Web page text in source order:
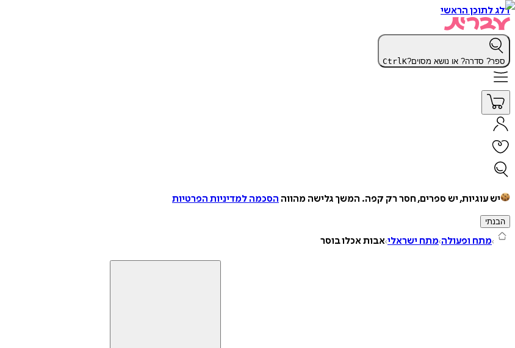
דלג לתוכן הראשי
ספר? סדרה? או נושא מסוים? CtrlK
יש עוגיות, יש ספרים, חסר רק קפה. המשך גלישה מהווה הסכמה למדיניות הפרטיות
הבנתי
מתח ופעולה מתח ישראלי אבות אכלו בוסר